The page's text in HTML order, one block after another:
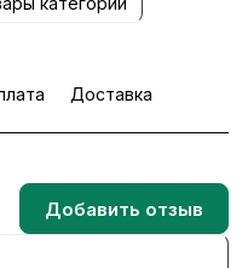
Доставка
Добавить отзыв